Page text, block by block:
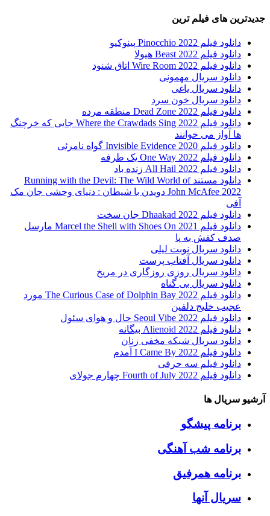
جدیدترین های فیلم ترین
دانلود فیلم Pinocchio 2022 پینوکیو
دانلود فیلم Beast 2022 هیولا
دانلود فیلم Wire Room 2022 اتاق شنود
دانلود سریال مهمونی
دانلود سریال یاغی
دانلود سریال خون سرد
دانلود فیلم 2022 Dead Zone منطقه مرده
دانلود فیلم Where the Crawdads Sing 2022 جایی که خرچنگ
ها آواز می خوانند
دانلود فیلم 2020 Invisible Evidence گواه نامرئی
دانلود فیلم One Way 2022 یک طرفه
دانلود فیلم All Hail 2022 زنده باد
دانلود مستند Running with the Devil: The Wild World of
John McAfee 2022 دویدن با شیطان : دنیای وحشی جان مک
آفی
دانلود فیلم Dhaakad 2022 جان سخت
دانلود فیلم Marcel the Shell with Shoes On 2021 مارسل
صدف کفش به پا
دانلود سریال نوبت لیلی
دانلود سریال آفتاب پرست
دانلود سریال روزی روزگاری در مریخ
دانلود سریال بی گناه
دانلود فیلم The Curious Case of Dolphin Bay 2022 مورد
عجیب خلیج دلفین
دانلود فیلم Seoul Vibe 2022 حال و هوای سئول
دانلود فیلم Alienoid 2022 بیگانه
دانلود سریال شبکه مخفی زنان
دانلود فیلم I Came By 2022 آمدم
دانلود فیلم سه حرفی
دانلود فیلم Fourth of July 2022 چهارم جولای
آرشیو سریال ها
برنامه پیشگو
برنامه شب آهنگی
برنامه همرفیق
سریال آنها